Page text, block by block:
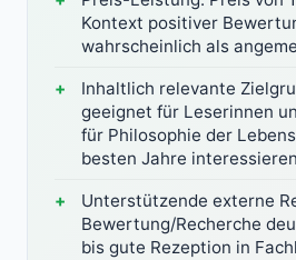
Kontext positiver
wahrscheinlich als
Inhaltlich relevante
geeignet für Leserinnen
für Philosophie der
besten Jahre interessieren
Unterstützende externe
Bewertung/Recherche
bis gute Rezeption in